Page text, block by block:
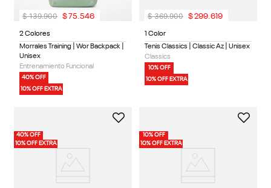
2 Colores
Morrales Training | Wor Backpack |
Unisex
Entrenamiento Funcional
40% OFF
10% OFF EXTRA
$ 139.900 $75 .546
1 Color
Tenis Classics | Classic Az | Unisex
Classics
10% OFF
10% OFF EXTRA
$ 369.900 $299. 619
40% OFF
10% OFF EXTRA
10% OFF
10% OFF EXTRA